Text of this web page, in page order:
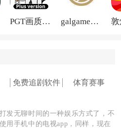
PGT画质助手旧版 galgame游戏盒子2026
免费追剧软件 体育赛事
发无聊时间的一种娱乐方式了，不
用手机中的电视app，同样，现在